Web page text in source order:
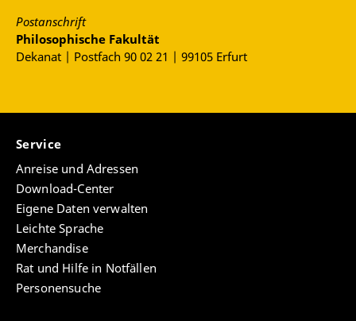
Postanschrift
Philosophische Fakultät
Dekanat | Postfach 90 02 21 | 99105 Erfurt
Service
Anreise und Adressen
Download-Center
Eigene Daten verwalten
Leichte Sprache
Merchandise
Rat und Hilfe in Notfällen
Personensuche